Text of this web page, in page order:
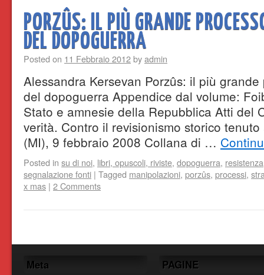
PORZÛS: IL PIÙ GRANDE
DEL DOPOGUERRA
Posted on 11 Febbraio 2012byadmin
Alessandra Kersevan Porzûs: il più
del dopoguerra Appendice dal volume:
Stato e amnesie della Repubblica Atti del
verità. Contro il revisionismo storico
(MI), 9 febbraio 2008 Collana di …
Posted in su di noi, libri, opuscoli, riviste, dopoguerra, resistenza
segnalazione fonti | Tagged manipolazioni, porzûs, processi,
x mas | 2 Comments
Meta PAGINE